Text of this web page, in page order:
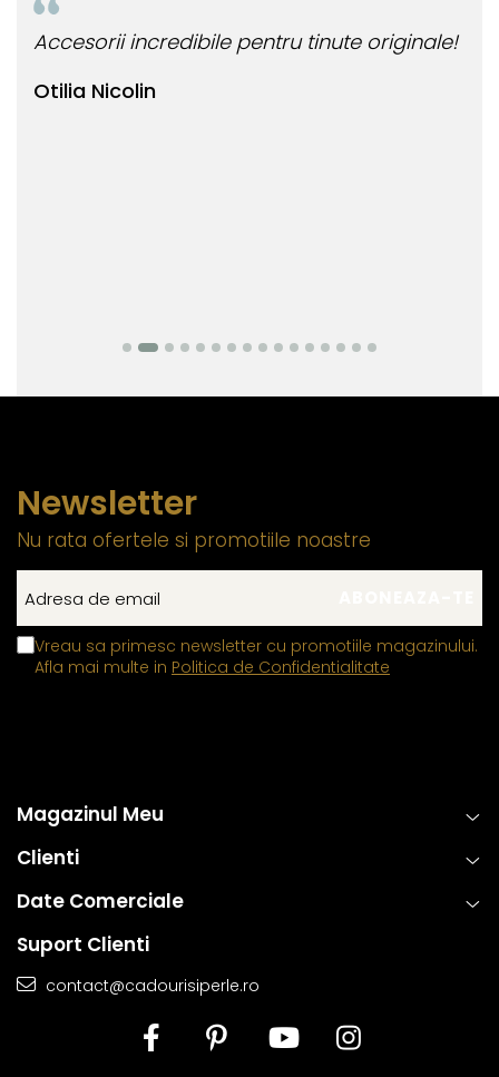
Otilia Nicolin
Accesorii incredibile pentru tinute originale!
Newsletter
Nu rata ofertele si promotiile noastre
Vreau sa primesc newsletter cu promotiile magazinului.
Afla mai multe in Politica de Confidentialitate
Magazinul Meu
Clienti
Date Comerciale
Suport Clienti
contact@cadourisiperle.ro